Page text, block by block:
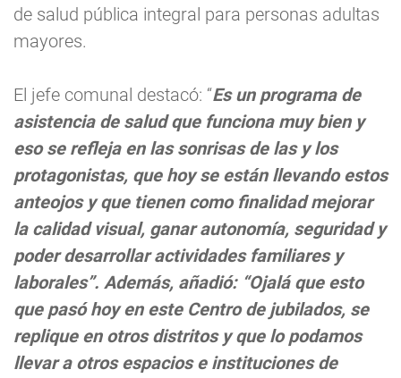
de salud pública integral para personas adultas
mayores.
El jefe comunal destacó: “Es un programa de
asistencia de salud que funciona muy bien y
eso se refleja en las sonrisas de las y los
protagonistas, que hoy se están llevando estos
anteojos y que tienen como finalidad mejorar
la calidad visual, ganar autonomía, seguridad y
poder desarrollar actividades familiares y
laborales”. Además, añadió: “Ojalá que esto
que pasó hoy en este Centro de jubilados, se
replique en otros distritos y que lo podamos
llevar a otros espacios e instituciones de